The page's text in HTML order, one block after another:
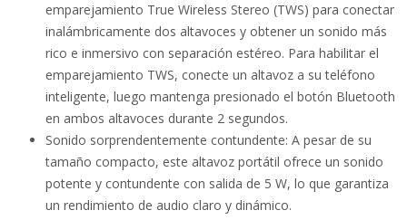
emparejamiento True Wireless Stereo (TWS) para conectar
inalámbricamente dos altavoces y obtener un sonido más
rico e inmersivo con separación estéreo. Para habilitar el
emparejamiento TWS, conecte un altavoz a su teléfono
inteligente, luego mantenga presionado el botón Bluetooth
en ambos altavoces durante 2 segundos.
Sonido sorprendentemente contundente: A pesar de su
tamaño compacto, este altavoz portátil ofrece un sonido
potente y contundente con salida de 5 W, lo que garantiza
un rendimiento de audio claro y dinámico.